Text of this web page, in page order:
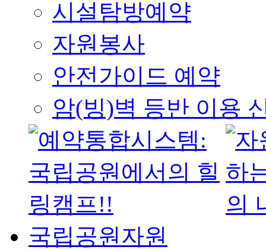
시설탐방예약
자원봉사
안전가이드 예약
암(빙)벽 등반 이용
국립공원자원